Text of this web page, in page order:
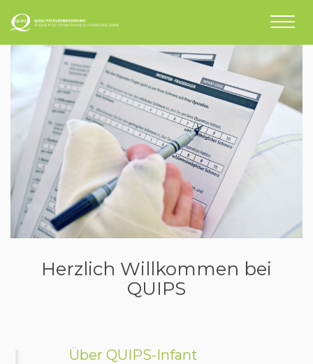
Herzlich Willkommen bei
QUIPS
Über QUIPS-Infant